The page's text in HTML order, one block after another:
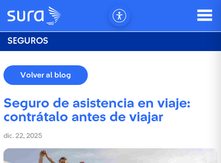
SEGUROS
Volver al blog
Seguro de asistencia en viaje:
contrátalo antes de viajar
dic. 22, 2025